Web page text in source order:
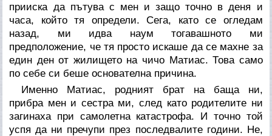
прииска да пътува с мен и защо точно в деня и
часа, който тя определи. Сега, като се огледам
назад, ми идва наум тогавашното ми
предположение, че тя просто искаше да се махне за
един ден от жилището на чичо Матиас. Това само
по себе си беше основателна причина.
Именно Матиас, родният брат на баща ни,
прибра мен и сестра ми, след като родителите ни
загинаха при самолетна катастрофа. И точно той
успя да ни пречупи през последвалите години. Не,